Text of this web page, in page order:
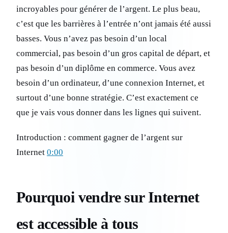
incroyables pour générer de l’argent. Le plus beau,
c’est que les barrières à l’entrée n’ont jamais été aussi
basses. Vous n’avez pas besoin d’un local
commercial, pas besoin d’un gros capital de départ, et
pas besoin d’un diplôme en commerce. Vous avez
besoin d’un ordinateur, d’une connexion Internet, et
surtout d’une bonne stratégie. C’est exactement ce
que je vais vous donner dans les lignes qui suivent.
Introduction : comment gagner de l’argent sur
Internet 0:00
Pourquoi vendre sur Internet
est accessible à tous